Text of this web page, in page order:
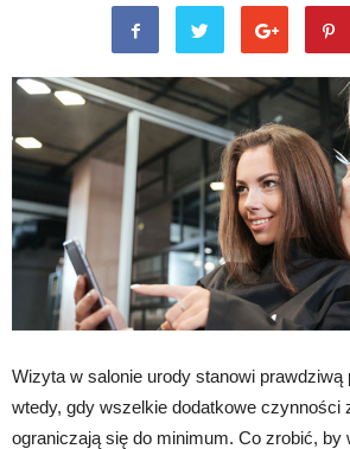
Wizyta w salonie urody stanowi
wtedy, gdy wszelkie dodatkowe czynności
ograniczają się do minimum. Co zrobić, by